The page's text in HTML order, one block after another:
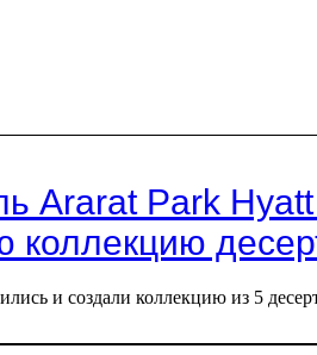
Ararat Park
коллекцию
и создали коллекцию из 5